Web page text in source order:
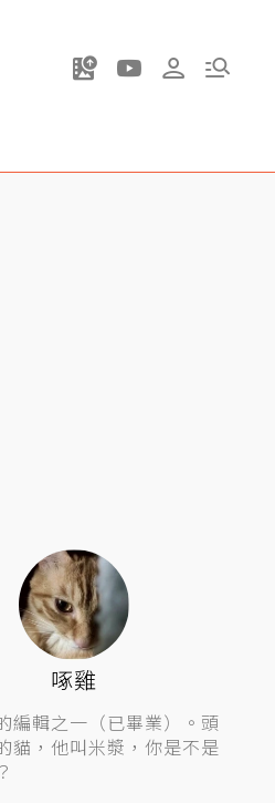
啄雞
編輯之一（已畢業）。頭
貓，他叫米漿，你是不是